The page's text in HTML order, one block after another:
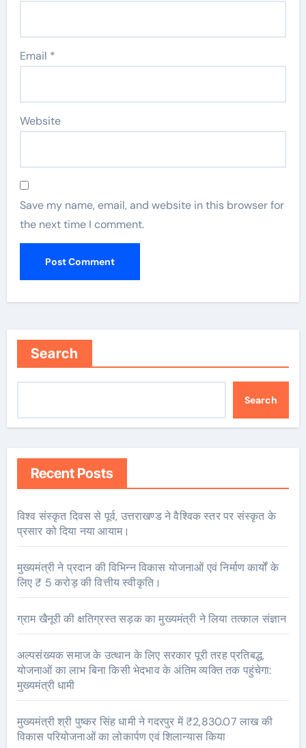
Email *
Website
Save my name, email, and website in this browser for
the next time I comment.
Search
Search
Recent Posts
विश्व संस्कृत दिवस से पूर्व, उत्तराखण्ड ने वैश्विक स्तर पर संस्कृत के
प्रसार को दिया नया आयाम।
मुख्यमंत्री ने प्रदान की विभिन्न विकास योजनाओं एवं निर्माण कार्यों के
लिए ₹ 5 करोड़ की वित्तीय स्वीकृति।
ग्राम खैनूरी की क्षतिग्रस्त सड़क का मुख्यमंत्री ने लिया तत्काल संज्ञान
अल्पसंख्यक समाज के उत्थान के लिए सरकार पूरी तरह प्रतिबद्ध,
योजनाओं का लाभ बिना किसी भेदभाव के अंतिम व्यक्ति तक पहुंचेगा:
मुख्यमंत्री धामी
मुख्यमंत्री श्री पुष्कर सिंह धामी ने गदरपुर में ₹2,830.07 लाख की
विकास परियोजनाओं का लोकार्पण एवं शिलान्यास किया